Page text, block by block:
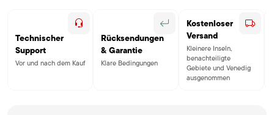
Technischer
Support
Vor und nach dem Kauf
Rücksendungen
& Garantie
Klare Bedingungen
Kostenloser
Versand
Kleinere Inseln,
benachteiligte
Gebiete und Venedig
ausgenommen